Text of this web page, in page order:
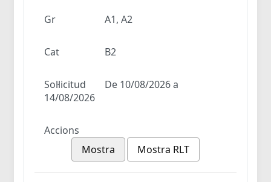
Gr A1, A2
Cat B2
Sol·licitud
De 10/08/2026 a
14/08/2026
Accions
Mostra
Mostra RLT